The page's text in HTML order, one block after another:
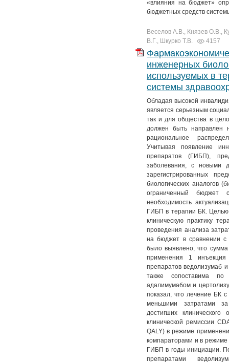
«влияния на бюджет»
бюджетных средств
Веселов А.В., Князев О.В.,
В.Г., Шкурко Т.В.
4157
инженерных
используемых в
системы
Обладая высокой
является серьезным
так и для общества в
должен быть направлен
рациональное
Учитывая появление
препаратов (ГИБП),
заболевания, с новыми
зарегистрированных
биологических аналогов
ограниченный бюджет
необходимость
ГИБП в терапии БК. Целью
клиническую практику
проведения анализа
на бюджет в сравнении с
было выявлено, что
применения 1
препаратов ведолизумаб
также сопоставима
адалимумабом и
показал, что лечение БК с
меньшими затратами
достигших
клинической ремиссии
QALY) в режиме
компараторами и в
ГИБП в годы инициации.
препаратами